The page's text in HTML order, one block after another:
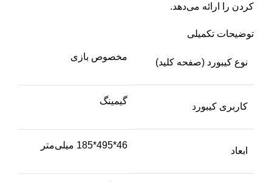
کردن را ارائه می‌دهد.
توضیحات تکمیلی
نوع کیبورد (صفحه کلید)
مخصوص بازی
کاربری کیبورد
گیمینگ
ابعاد
46*495*185 میلی‌متر